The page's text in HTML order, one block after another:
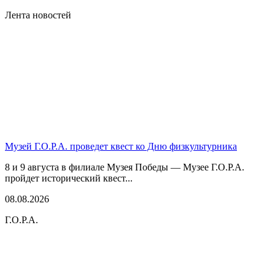
Лента новостей
Музей Г.О.Р.А. проведет квест ко Дню физкультурника
8 и 9 августа в филиале Музея Победы — Музее Г.О.Р.А.
пройдет исторический квест...
08.08.2026
Г.О.Р.А.